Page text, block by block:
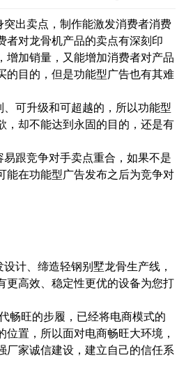
突出卖点，制作能激发消费者消费
者对龙骨机产品的卖点有深刻印
增加销量，又能增加消费者对产品
的目的，但是功能型广告也有其难
可升级和可超越的，所以功能型
，却不能达到永固的目的，还是有
易跟竞争对手卖点重合，如果不是
能在功能型广告发布之后为竞争对
计、缔造轻钢别墅龙骨生产线，
更高效、稳定性更优的设备为您打
畅旺的步履，已经将电商模式的
位置，所以面对电商畅旺大环境，
厂家诚信建设，建立自己的信任系